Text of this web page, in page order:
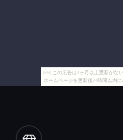
[PR] この広告は3ヶ月以上更新がな
ホームページを更新後24時間以内に